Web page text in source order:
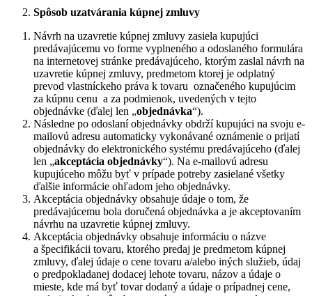
Spôsob uzatvárania kúpnej zmluvy
Návrh na uzavretie kúpnej zmluvy zasiela kupujúci
predávajúcemu vo forme vyplneného a odoslaného formulára
na internetovej stránke predávajúceho, ktorým zaslal návrh na
uzavretie kúpnej zmluvy, predmetom ktorej je odplatný
prevod vlastníckeho práva k tovaru označeného kupujúcim
za kúpnu cenu a za podmienok, uvedených v tejto
objednávke (ďalej len „objednávka“).
Následne po odoslaní objednávky obdrží kupujúci na svoju e-
mailovú adresu automaticky vykonávané oznámenie o prijatí
objednávky do elektronického systému predávajúceho (ďalej
len „akceptácia objednávky“). Na e-mailovú adresu
kupujúceho môžu byť v prípade potreby zasielané všetky
ďalšie informácie ohľadom jeho objednávky.
Akceptácia objednávky obsahuje údaje o tom, že
predávajúcemu bola doručená objednávka a je akceptovaním
návrhu na uzavretie kúpnej zmluvy.
Akceptácia objednávky obsahuje informáciu o názve
a špecifikácii tovaru, ktorého predaj je predmetom kúpnej
zmluvy, ďalej údaje o cene tovaru a/alebo iných služieb, údaj
o predpokladanej dodacej lehote tovaru, názov a údaje o
mieste, kde má byť tovar dodaný a údaje o prípadnej cene,